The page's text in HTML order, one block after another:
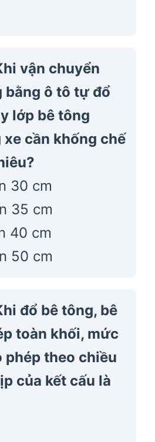
vận chuyển
bằng ô tô tự đổ
lớp bê tông
cần khống chế
30 cm
35 cm
40 cm
50 cm
đổ bê tông, bê
toàn khối, mức
phép theo chiều
của kết cấu là